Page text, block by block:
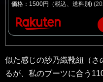
価格：1500円（税込、送料別)
似た感じの紗乃織靴紐（さ
るが、私のブーツに合う